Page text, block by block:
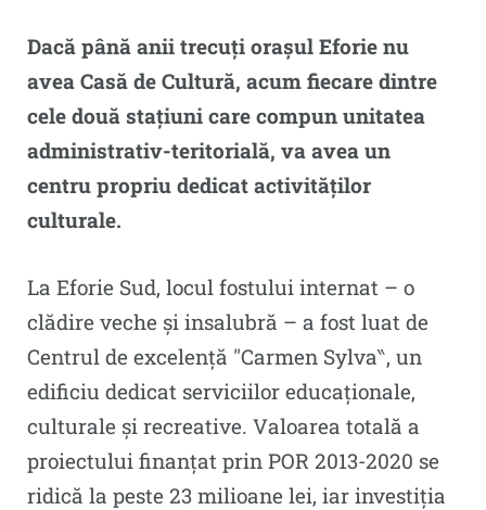
Dacă până anii trecuți orașul Eforie nu
avea Casă de Cultură, acum fiecare dintre
cele două stațiuni care compun unitatea
administrativ-teritorială, va avea un
centru propriu dedicat activităților
culturale.
La Eforie Sud, locul fostului internat – o
clădire veche și insalubră – a fost luat de
Centrul de excelență ″Carmen Sylva‶, un
edificiu dedicat serviciilor educaționale,
culturale și recreative. Valoarea totală a
proiectului finanțat prin POR 2013-2020 se
ridică la peste 23 milioane lei, iar investiția